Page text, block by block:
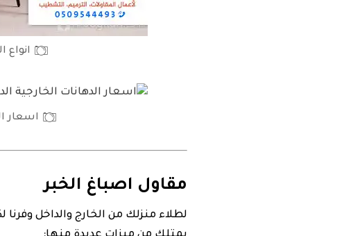
انواع
اسعار
مقاول اصباغ الخبر
لطلاء منزلك من الخارج والداخل